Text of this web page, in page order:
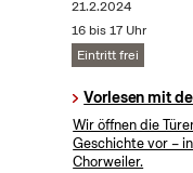
21.2.2024
16 bis 17 Uhr
Eintritt frei
Vorlesen mit
Wir öffnen die
Geschichte vor –
Chorweiler.